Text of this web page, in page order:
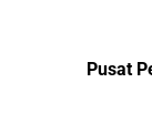
Pusat